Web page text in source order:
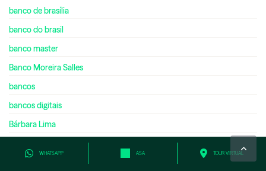
WHATSAPP ASA TOUR VIRTUAL
banco de brasília
banco do brasil
banco master
Banco Moreira Salles
bancos
bancos digitais
Bárbara Lima
Barbara Rodrigues Silva